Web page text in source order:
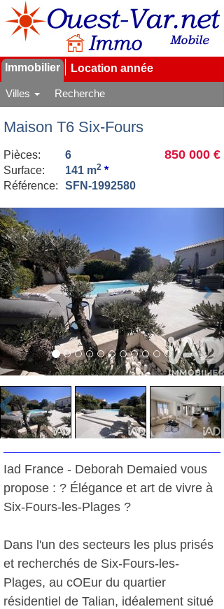
Immobilier Location année
Villes Recherche
Maison T6 Six-Fours
850 000 €
Pièces:
6
Surface:
141 m2 *
Référence:
SFN-1992580
Iad France - Deborah Demaied vous
propose : ? Élégance et art de vivre à
Six-Fours-les-Plages ?
Dans l'un des secteurs les plus prisés
et recherchés de Six-Fours-les-
Plages, au cOEur du quartier
résidentiel de Talian, idéalement situé